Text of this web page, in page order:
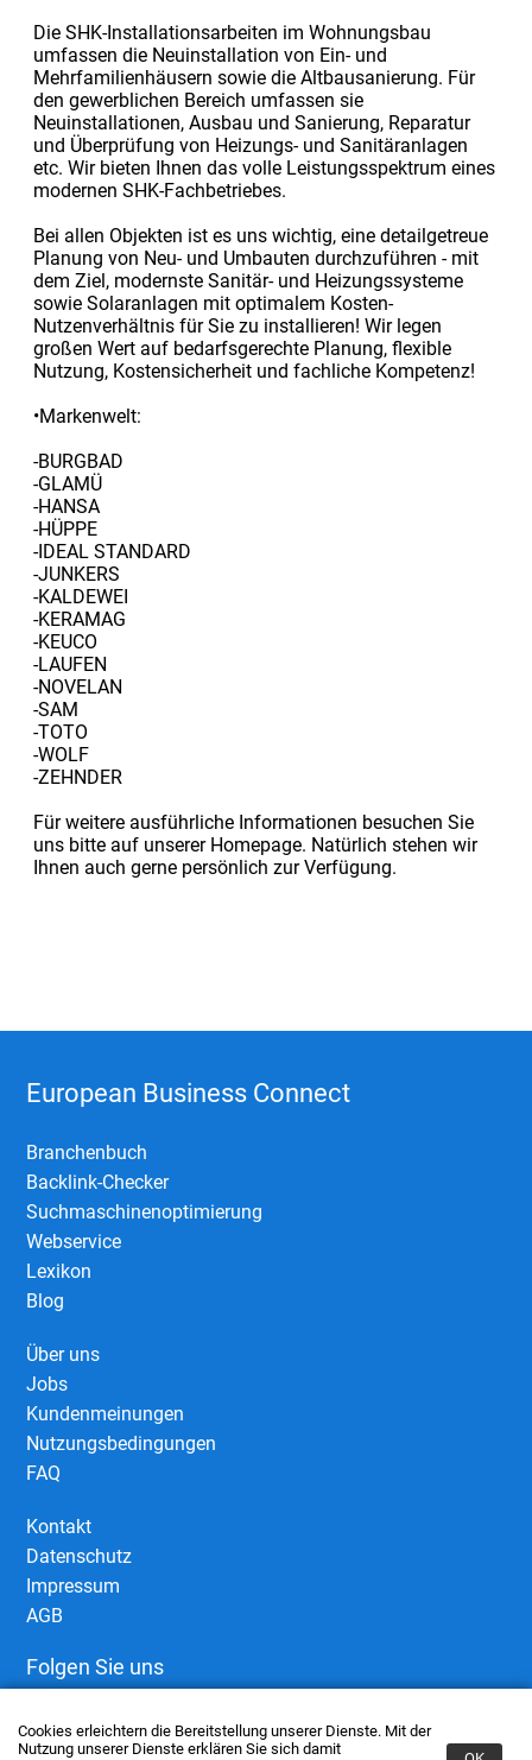
Cookies erleichtern die Bereitstellung unserer Dienste. Mit der
Nutzung unserer Dienste erklären Sie sich damit
Die SHK-Installationsarbeiten im Wohnungsbau
umfassen die Neuinstallation von Ein- und
Mehrfamilienhäusern sowie die Altbausanierung. Für
den gewerblichen Bereich umfassen sie
Neuinstallationen, Ausbau und Sanierung, Reparatur
und Überprüfung von Heizungs- und Sanitäranlagen
etc. Wir bieten Ihnen das volle Leistungsspektrum eines
modernen SHK-Fachbetriebes.
Bei allen Objekten ist es uns wichtig, eine detailgetreue
Planung von Neu- und Umbauten durchzuführen - mit
dem Ziel, modernste Sanitär- und Heizungssysteme
sowie Solaranlagen mit optimalem Kosten-
Nutzenverhältnis für Sie zu installieren! Wir legen
großen Wert auf bedarfsgerechte Planung, flexible
Nutzung, Kostensicherheit und fachliche Kompetenz!
•Markenwelt:
-BURGBAD
-GLAMÜ
-HANSA
-HÜPPE
-IDEAL STANDARD
-JUNKERS
-KALDEWEI
-KERAMAG
-KEUCO
-LAUFEN
-NOVELAN
-SAM
-TOTO
-WOLF
-ZEHNDER
Für weitere ausführliche Informationen besuchen Sie
uns bitte auf unserer Homepage. Natürlich stehen wir
Ihnen auch gerne persönlich zur Verfügung.
European Business Connect
Branchenbuch
Backlink-Checker
Suchmaschinenoptimierung
Webservice
Lexikon
Blog
Über uns
Jobs
Kundenmeinungen
Nutzungsbedingungen
FAQ
Kontakt
Datenschutz
Impressum
AGB
Folgen Sie uns